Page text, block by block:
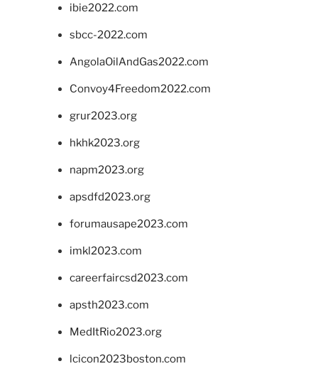
ibie2022.com
sbcc-2022.com
AngolaOilAndGas2022.com
Convoy4Freedom2022.com
grur2023.org
hkhk2023.org
napm2023.org
apsdfd2023.org
forumausape2023.com
imkl2023.com
careerfaircsd2023.com
apsth2023.com
MedItRio2023.org
lcicon2023boston.com